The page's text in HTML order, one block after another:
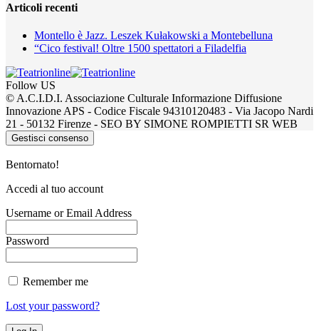
Articoli recenti
Montello è Jazz. Leszek Kułakowski a Montebelluna
“Cico festival! Oltre 1500 spettatori a Filadelfia
Follow US
© A.C.I.D.I. Associazione Culturale Informazione Diffusione
Innovazione APS - Codice Fiscale 94310120483 - Via Jacopo Nardi
21 - 50132 Firenze - SEO BY SIMONE ROMPIETTI SR WEB
Gestisci consenso
Bentornato!
Accedi al tuo account
Username or Email Address
Password
Remember me
Lost your password?